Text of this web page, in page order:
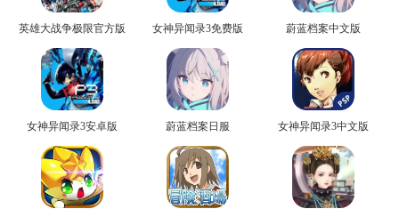
英雄大战争极限官方版 女神异闻录3免费版 蔚蓝档案中文版
女神异闻录3安卓版 蔚蓝档案日服 女神异闻录3中文版